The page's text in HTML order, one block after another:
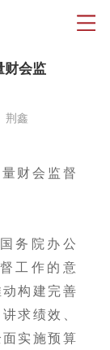
财会监
荆鑫
财会监督
务院办公
工作的意
构建完善
求绩效、
实施预算